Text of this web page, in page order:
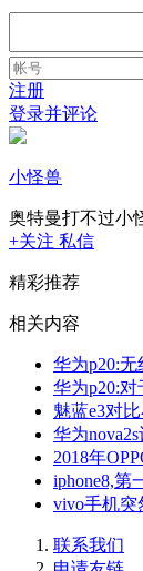
注册
登录并评论
小怪兽
奥特曼打不过小
+关注 私信
精彩推荐
相关内容
华为p20:
华为p20:
魅蓝e3对
华为
2018年
iphone8,第
vivo手机突
联系我们